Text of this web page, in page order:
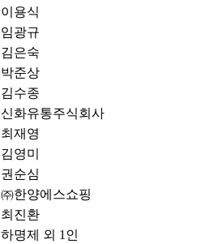
이용식
임광규
김은숙
박준상
김수종
신화유통주식회사
최재영
김영미
권순심
㈜한양에스쇼핑
최진환
하명제 외 1인